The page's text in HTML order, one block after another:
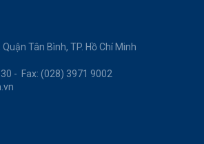
Tân Bình, TP. Hồ Chí Minh
- Fax: (028) 3971 9002